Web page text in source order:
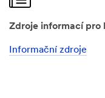
Zdroje informací pro
Informační zdroje